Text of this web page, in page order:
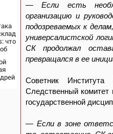
что
–
— Если есть
организацию и
подозреваемых к
универсалистской
СК продолжал
превращался в ее
Советник
Следственный комитет
государственной
— Если в зоне